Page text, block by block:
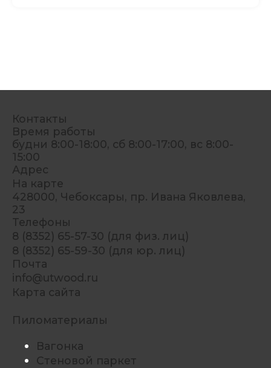
Контакты
Время работы
будни 8:00-18:00, сб 8:00-17:00, вс 8:00-
15:00
Адрес
На карте
428000, Чебоксары, пр. Ивана Яковлева,
23
Телефоны
8 (8352) 65-57-30 (для физ. лиц)
8 (8352) 65-59-30 (для юр. лиц)
Почта
info@utwood.ru
Карта сайта
Пиломатериалы
Вагонка
Стеновой паркет